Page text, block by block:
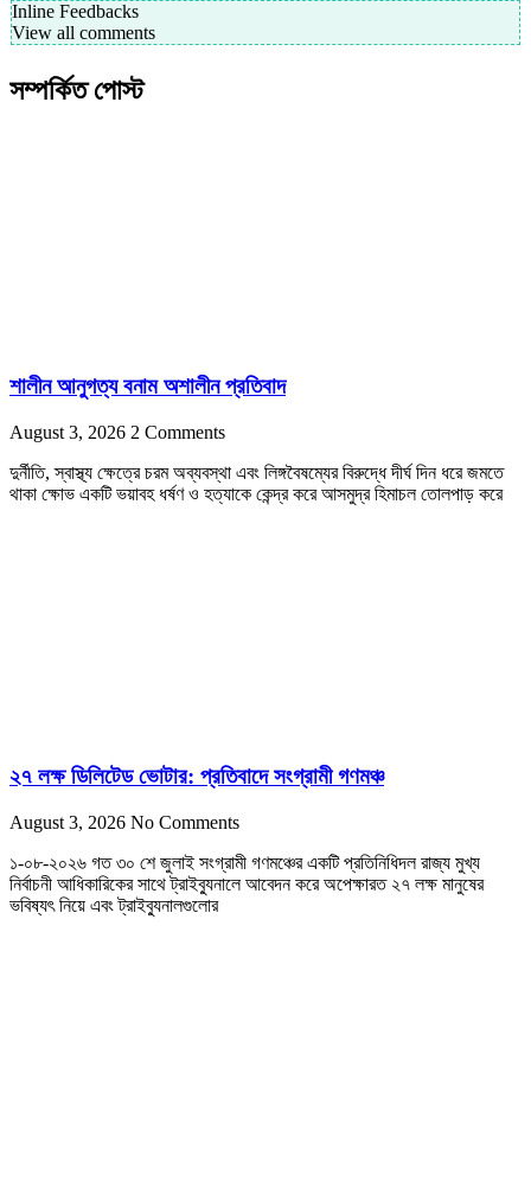
Inline Feedbacks
View all comments
সম্পর্কিত পোস্ট
শালীন আনুগত্য বনাম অশালীন প্রতিবাদ
August 3, 2026 2 Comments
দুর্নীতি, স্বাস্থ্য ক্ষেত্রে চরম অব্যবস্থা এবং লিঙ্গবৈষম্যের বিরুদ্ধে দীর্ঘ দিন ধরে জমতে
থাকা ক্ষোভ একটি ভয়াবহ ধর্ষণ ও হত্যাকে কেন্দ্র করে আসমুদ্র হিমাচল তোলপাড় করে
২৭ লক্ষ ডিলিটেড ভোটার: প্রতিবাদে সংগ্রামী গণমঞ্চ
August 3, 2026 No Comments
১-০৮-২০২৬ গত ৩০ শে জুলাই সংগ্রামী গণমঞ্চের একটি প্রতিনিধিদল রাজ্য মুখ্য
নির্বাচনী আধিকারিকের সাথে ট্রাইব্যুনালে আবেদন করে অপেক্ষারত ২৭ লক্ষ মানুষের
ভবিষ্যৎ নিয়ে এবং ট্রাইব্যুনালগুলোর